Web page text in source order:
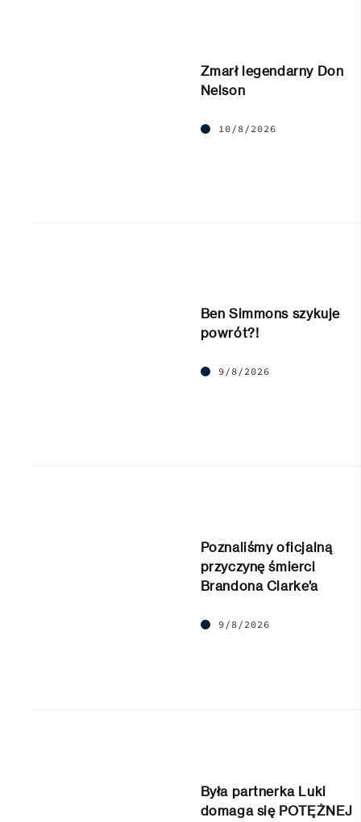
Zmarł legendarny Don
Nelson
10/8/2026
Ben Simmons szykuje
powrót?!
9/8/2026
Poznaliśmy oficjalną
przyczynę śmierci
Brandona Clarke’a
9/8/2026
Była partnerka Luki
domaga się POTĘŻNEJ